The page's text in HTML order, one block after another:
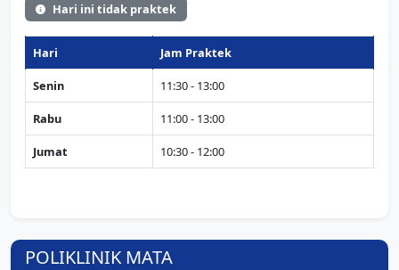
Hari ini tidak praktek
Hari Jam Praktek
Senin 11:30 - 13:00
Rabu 11:00 - 13:00
Jumat 10:30 - 12:00
POLIKLINIK MATA